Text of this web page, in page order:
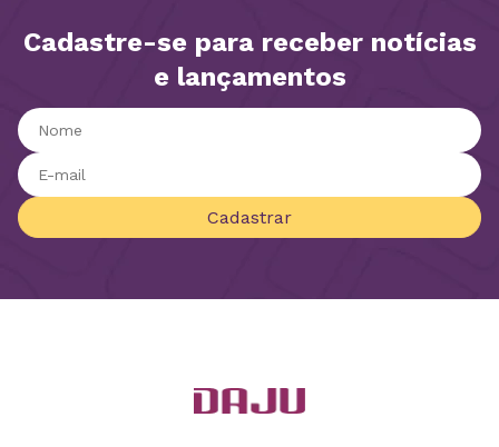
Cadastre-se para receber notícias
e lançamentos
Cadastrar